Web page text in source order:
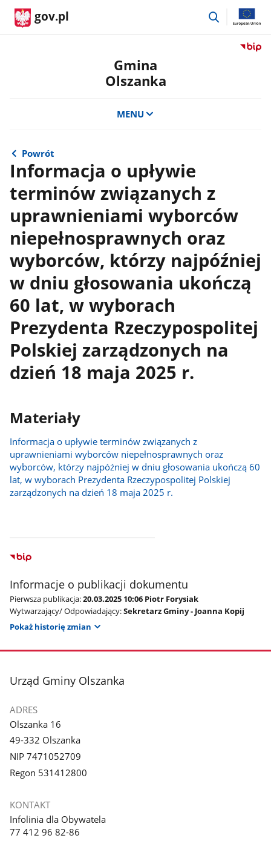
gov.pl
przejdź
Przejdź
Gmina
Olszanka
MENU
Powrót
Informacja o upływie
terminów związanych z
uprawnieniami wyborców
niepełnosprawnych oraz
wyborców, którzy najpóźniej
w dniu głosowania ukończą
60 lat, w wyborach
Prezydenta Rzeczypospolitej
Polskiej zarządzonych na
dzień 18 maja 2025 r.
Materiały
Informacja o upływie terminów związanych z
uprawnieniami wyborców niepełnosprawnych oraz
wyborców, którzy najpóźniej w dniu głosowania ukończą 60
lat, w wyborach Prezydenta Rzeczypospolitej Polskiej
zarządzonych na dzień 18 maja 2025 r.
Informacje o publikacji dokumentu
Pierwsza publikacja:20.03.2025 10:06 Piotr Forysiak
Wytwarzający/ Odpowiadający:Sekretarz Gminy - Joanna Kopij
Pokaż historię zmian
stopka
Urząd Gminy Olszanka
ADRES
Olszanka 16
49-332 Olszanka
NIP 7471052709
Regon 531412800
KONTAKT
Infolinia dla Obywatela
77 412 96 82-86